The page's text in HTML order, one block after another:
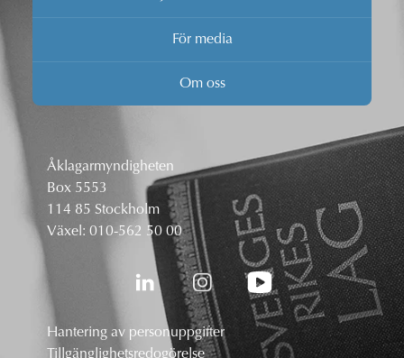
För media
Om oss
Åklagarmyndigheten
Box 5553
114 85 Stockholm
Växel: 010-562 50 00
Hantering av personuppgifter
Tillgänglighetsredogörelse